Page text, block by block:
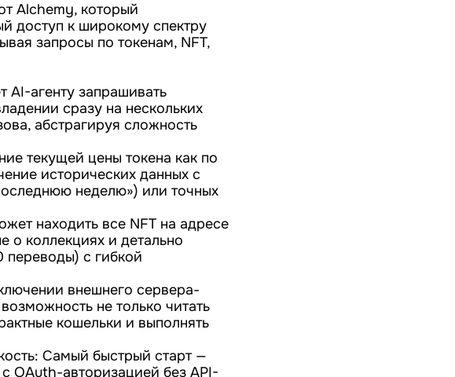
Alchemy, который
доступ к широкому спектру
запросы по токенам, NFT,
AI-агенту запрашивать
сразу на нескольких
абстрагируя сложность
текущей цены токена как по
исторических данных с
неделю») или точных
находить все NFT на адресе
о коллекциях и детально
переводы) с гибкой
внешнего сервера-
не только читать
кошельки и выполнять
Самый быстрый старт —
OAuth-авторизацией без API-